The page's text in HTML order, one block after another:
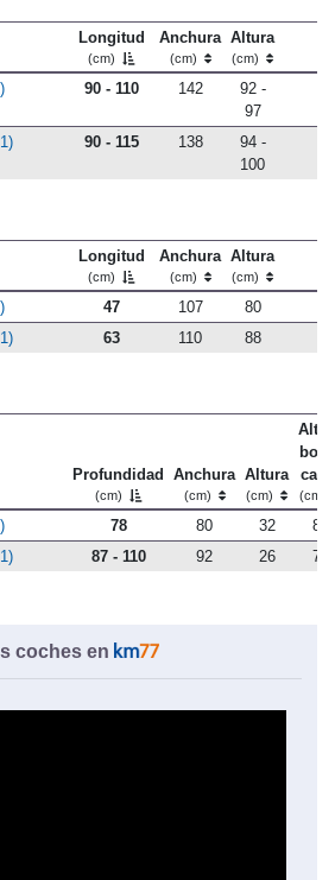
Longitud
(cm)
Anchura
(cm)
Altura
(cm)
90 - 110 142
92 -
97
90 - 115 138
94 -
100
Longitud
(cm)
Anchura
(cm)
Altura
(cm)
47 107
80
63 110 88
Profundidad
(cm)
Anchura
(cm)
Altura
(cm) (cm)
78 80 32
85
87 - 110 92 26 70
coches en